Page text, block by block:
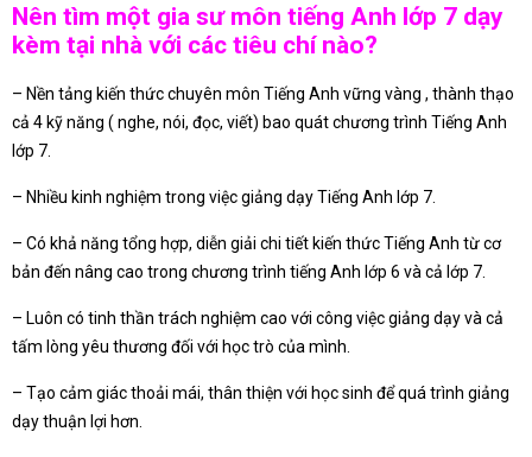
Nên tìm một gia sư môn tiếng Anh lớp 7 dạy
kèm tại nhà với các tiêu chí nào?
– Nền tảng kiến thức chuyên môn Tiếng Anh vững vàng , thành thạo
cả 4 kỹ năng ( nghe, nói, đọc, viết) bao quát chương trình Tiếng Anh
lớp 7.
– Nhiều kinh nghiệm trong việc giảng dạy Tiếng Anh lớp 7.
– Có khả năng tổng hợp, diễn giải chi tiết kiến thức Tiếng Anh từ cơ
bản đến nâng cao trong chương trình tiếng Anh lớp 6 và cả lớp 7.
– Luôn có tinh thần trách nghiệm cao với công việc giảng dạy và cả
tấm lòng yêu thương đối với học trò của mình.
– Tạo cảm giác thoải mái, thân thiện với học sinh để quá trình giảng
dạy thuận lợi hơn.